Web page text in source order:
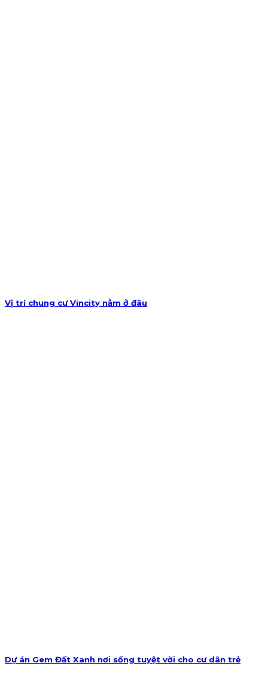
Vị trí chung cư Vincity nằm ở đâu
Dự án Gem Đất Xanh nơi sống tuyệt vời cho cư dân trẻ